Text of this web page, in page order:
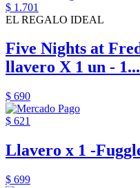
$ 1.701
EL REGALO IDEAL
Five Nights at
llavero X 1 un - 1...
$ 690
$ 621
Llavero x 1 -
$ 699